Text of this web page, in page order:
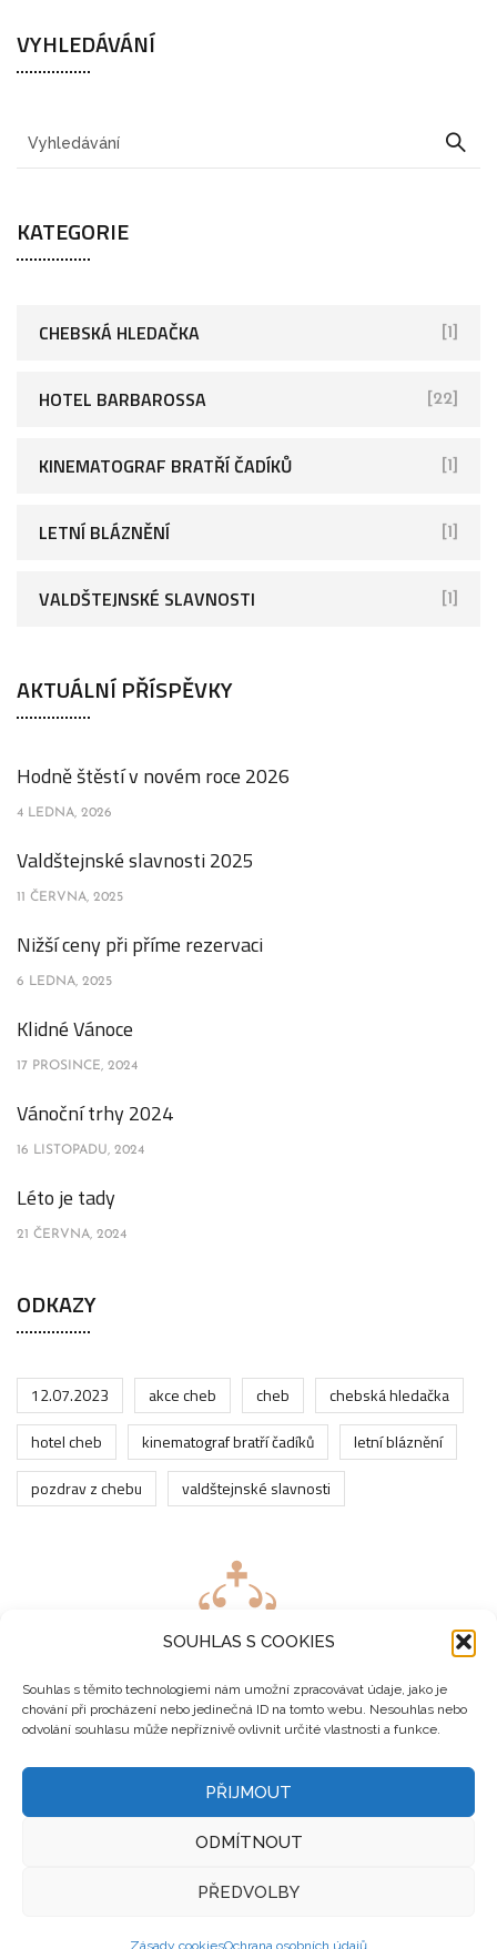
SOUHLAS S COOKIES
Souhlas s těmito technologiemi nám umožní zpracovávat údaje, jako je
chování při procházení nebo jedinečná ID na tomto webu. Nesouhlas nebo
odvolání souhlasu může nepříznivě ovlivnit určité vlastnosti a funkce.
PŘIJMOUT
ODMÍTNOUT
PŘEDVOLBY
Zásady cookiesOchrana osobních údajů
VYHLEDÁVÁNÍ
KATEGORIE
CHEBSKÁ HLEDAČKA [1]
HOTEL BARBAROSSA [22]
KINEMATOGRAF BRATŘÍ ČADÍKŮ [1]
LETNÍ BLÁZNĚNÍ [1]
VALDŠTEJNSKÉ SLAVNOSTI [1]
AKTUÁLNÍ PŘÍSPĚVKY
Hodně štěstí v novém roce 2026
4 LEDNA, 2026
Valdštejnské slavnosti 2025
11 ČERVNA, 2025
Nižší ceny při příme rezervaci
6 LEDNA, 2025
Klidné Vánoce
17 PROSINCE, 2024
Vánoční trhy 2024
16 LISTOPADU, 2024
Léto je tady
21 ČERVNA, 2024
ODKAZY
12.07.2023 akce cheb cheb
chebská hledačka
hotel cheb
kinematograf bratří čadíků
letní bláznění
pozdrav z chebu
valdštejnské slavnosti
DriveSpace. All Rights Reserved &